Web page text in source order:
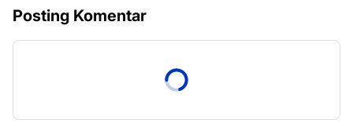
Posting Komentar